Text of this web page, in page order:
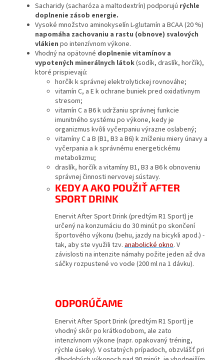
Sacharidy (sacharóza a maltodextrín) podporujú rýchle
doplnenie zásob energie.
Vysoké množstvo aminokyselín L-glutamín a BCAA (20 %)
napomáha zachovaniu a rastu (obnove) svalových
vlákien po intenzívnom výkone.
Vhodný na opätovné doplnenie vitamínov a
vypotených minerálnych látok(sodík, draslík, horčík),
ktoré prispievajú:
horčík k správnej elektrolytickej rovnováhe;
vitamín C, a E k ochrane buniek pred oxidatívnym
stresom;
vitamín C a B6 k udržaniu správnej funkcie
imunitného systému po výkone, kedy je
organizmus kvôli vyčerpaniu výrazne oslabený;
vitamíny C a B (B1, B3 a B6) k zníženiu miery únavy a
vyčerpania a k správnému energetickému
metabolizmu;
draslík, horčík a vitamíny B1, B3 a B6 k obnoveniu
správnej činnosti nervovej sústavy.
KEDY A AKO POUŽIŤ AFTER
SPORT DRINK
Enervit After Sport Drink (predtým R1 Sport) je
určený na konzumáciu do 30 minút po skončení
športového výkonu (behu, jazdy na bicykli apod.) -
tak, aby ste využili tzv. anabolické okno. V
závislosti na intenzite námahy požite jeden až dva
sáčky rozpustené vo vode (200 ml na 1 dávku).
ODPORÚČAME
Enervit After Sport Drink (predtým R1 Sport) je
vhodný skôr po krátkodobom, ale zato
intenzívnom výkone (napr. opakovaný tréning,
rýchle úseky). V ostatných prípadoch, obzvlášť pri